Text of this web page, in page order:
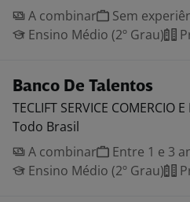
A combinar
Sem
Ensino Médio (2º Grau)
Banco De Talentos
TECLIFT SERVICE COMERCIO E
Todo Brasil
A combinar
Entre 1 e 3
Ensino Médio (2º Grau)